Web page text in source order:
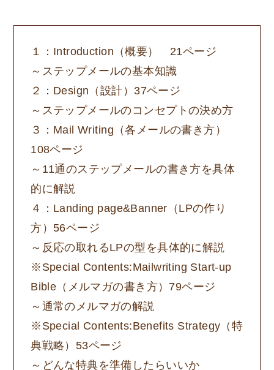
１：Introduction（概要） 21ページ
～ステップメールの基本知識
２：Design（設計）37ページ
～ステップメールのコンセプトの決め方
３：Mail Writing（各メールの書き方）
108ページ
～11通のステップメールの書き方を具体
的に解説
４：Landing page&Banner（LPの作り
方）56ページ
～反応の取れるLPの型を具体的に解説
※Special Contents:Mailwriting Start-up
Bible（メルマガの書き方）79ページ
～通常のメルマガの解説
※Special Contents:Benefits Strategy（特
典戦略）53ページ
～どんな特典を準備したらいいか